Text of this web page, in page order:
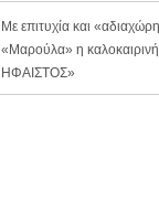
Με επιτυχία και
«Μαρούλα» η
ΗΦΑΙΣΤΟΣ»